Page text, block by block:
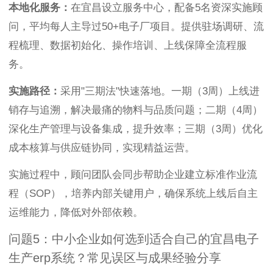
本地化服务： 在宜昌设立服务中心，配备5名资深实施顾
问，平均每人主导过50+电子厂项目。提供驻场调研、流
程梳理、数据初始化、操作培训、上线保障全流程服
务。
实施路径： 采用"三期法"快速落地。一期（3周）上线进
销存与追溯，解决最痛的物料与品质问题；二期（4周）
深化生产管理与设备集成，提升效率；三期（3周）优化
成本核算与供应链协同，实现精益运营。
实施过程中，顾问团队会同步帮助企业建立标准作业流
程（SOP），培养内部关键用户，确保系统上线后自主
运维能力，降低对外部依赖。
问题5：中小企业如何选到适合自己的宜昌电子
生产erp系统？常见误区与成果经验分享